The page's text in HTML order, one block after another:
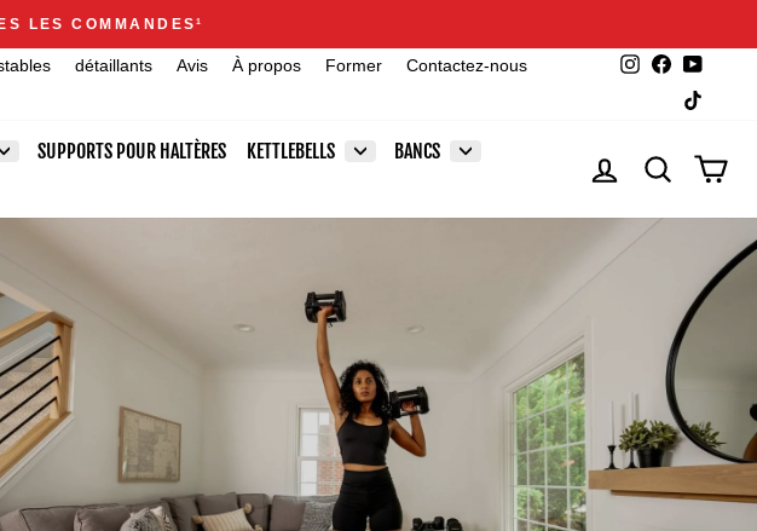
LES COMMANDES1
détaillants Avis À propos Former
Contactez-nous
Instagram
Facebook
SUPPORTS POUR HALTÈRES KETTLEBELLS
BANCS
SE CONNECTER